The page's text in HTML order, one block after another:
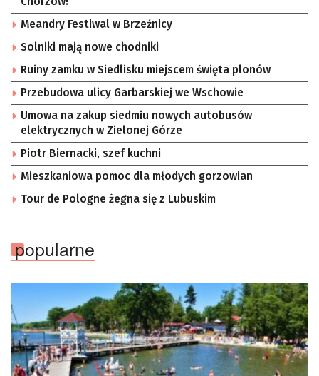
Meandry Festiwal w Brzeźnicy
Solniki mają nowe chodniki
Ruiny zamku w Siedlisku miejscem święta plonów
Przebudowa ulicy Garbarskiej we Wschowie
Umowa na zakup siedmiu nowych autobusów
elektrycznych w Zielonej Górze
Piotr Biernacki, szef kuchni
Mieszkaniowa pomoc dla młodych gorzowian
Tour de Pologne żegna się z Lubuskim
popularne